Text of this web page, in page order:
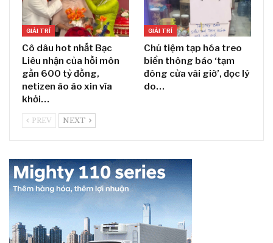
GIẢI TRÍ
Cô dâu hot nhất Bạc
Liêu nhận của hồi môn
gần 600 tỷ đồng,
netizen ào ào xin vía
khởi…
GIẢI TRÍ
Chủ tiệm tạp hóa treo
biển thông báo ‘tạm
đóng cửa vài giờ’, đọc lý
do…
PREV NEXT